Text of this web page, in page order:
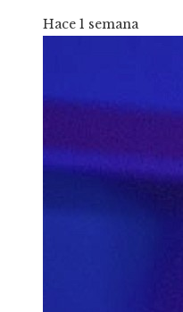
Hace 1 semana